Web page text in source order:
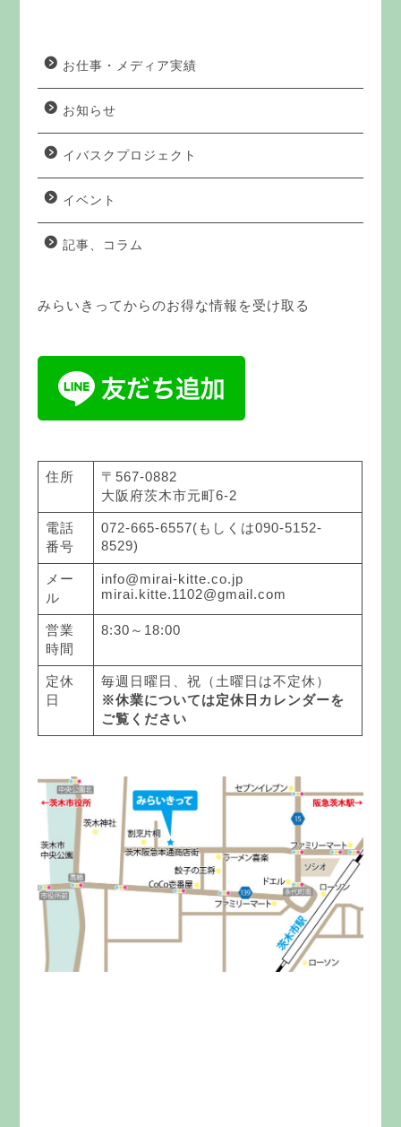
お仕事・メディア実績
お知らせ
イバスクプロジェクト
イベント
記事、コラム
みらいきってからのお得な情報を受け取る
住所
〒567-0882
大阪府茨木市元町6-2
電話
番号
072-665-6557(もしくは090-5152-
8529)
メー
ル
info@mirai-kitte.co.jp
mirai.kitte.1102@gmail.com
営業
時間
8:30～18:00
定休
日
毎週日曜日、祝（土曜日は不定休）
※休業については定休日カレンダーを
ご覧ください